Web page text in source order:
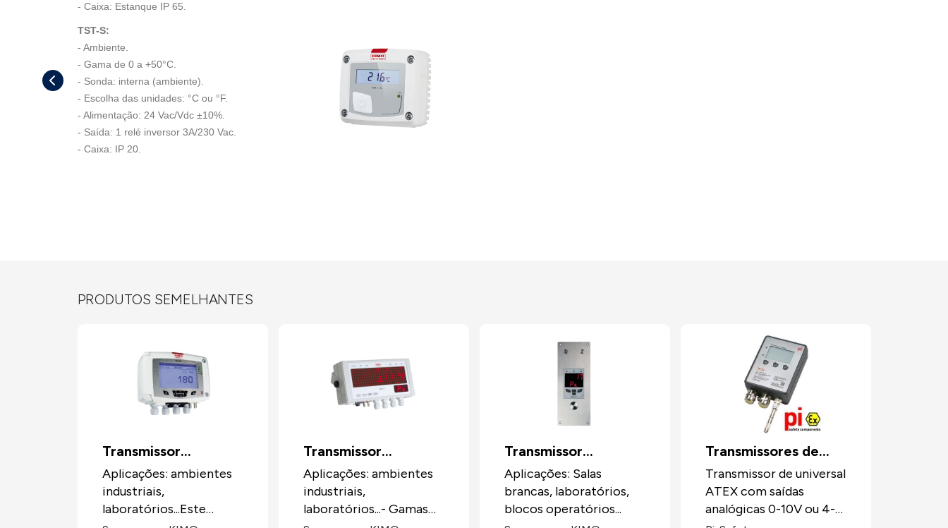
- Caixa: Estanque IP 65.
TST-S:
- Ambiente.
- Gama de 0 a +50°C.
- Sonda: interna (ambiente).
- Escolha das unidades: °C ou °F.
- Alimentação: 24 Vac/Vdc ±10%.
- Saída: 1 relé inversor 3A/230 Vac.
- Caixa: IP 20.
PRODUTOS SEMELHANTES
Transmissor
multifunções C310
Aplicações: ambientes
industriais,
laboratórios...Este
Transmissor
multifunções CA310
Aplicações: ambientes
industriais,
laboratórios...- Gamas
Transmissor
encastrável de muito
baixa pressão
CPE310S
Aplicações: Salas
brancas, laboratórios,
blocos operatórios...
Transmissores de
Temperatura ATEX
Transmissor de universal
ATEX com saídas
analógicas 0-10V ou 4-